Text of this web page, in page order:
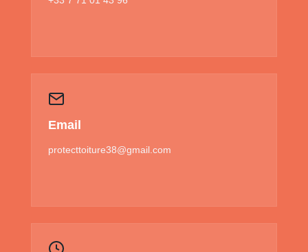
Email
protecttoiture38@gmail.com